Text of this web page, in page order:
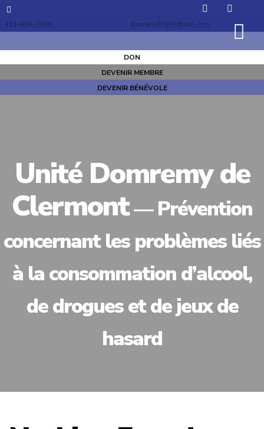
418-439-2359 domremy60@hotmail.com
DON
DEVENIR MEMBRE
DEVENIR BÉNÉVOLE
Unité Domremy de
Clermont— Prévention
concernant les problèmes liés
à la consommation d’alcool,
de drogues et de jeux de
hasard